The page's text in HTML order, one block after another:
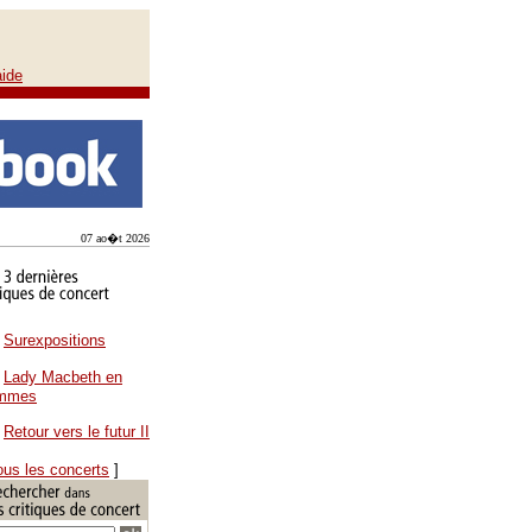
07 ao�t 2026
Surexpositions
Lady Macbeth en
Retour vers le futur II
les concerts ]